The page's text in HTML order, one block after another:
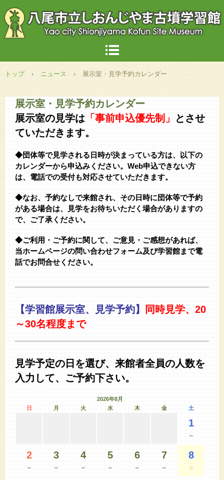
トップ › ニュース › 展示室・見学予約カレンダー
展示室・見学予約カレンダー
展示室の見学は 「事前申込優先制」
とさせ
ていただきます。
◆団体等で見学される日時が決まっている方は、以下の
カレンダーから申込みください。Web申込できない方
は、電話での受付も対応させていただきます。
◆なお、予約なしで来館され、その日時に団体等で予約
がある場合は、見学をお待ちいただく場合がありますの
で、ご了承ください。
◆ご利用・ご予約に関して、ご意見・ご感想があれば、
当ホームページの問い合わせフォーム及び学習館まで電
話でお問合せください。
【学習館展示室、見学予約】
同時見学、20
～30名程度まで
見学予定の日を選び、来館者全員の人数を
入力して、ご予約下さい。
2026年8月
日
月 火 水 木 金 土
1
－
2
－
3
－
4
－
5
－
6
－
7
－
8
○